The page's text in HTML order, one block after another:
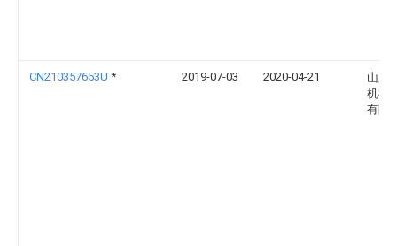
CN210357653U * 2019-07-03 2020-04-21
山东
机械
有限